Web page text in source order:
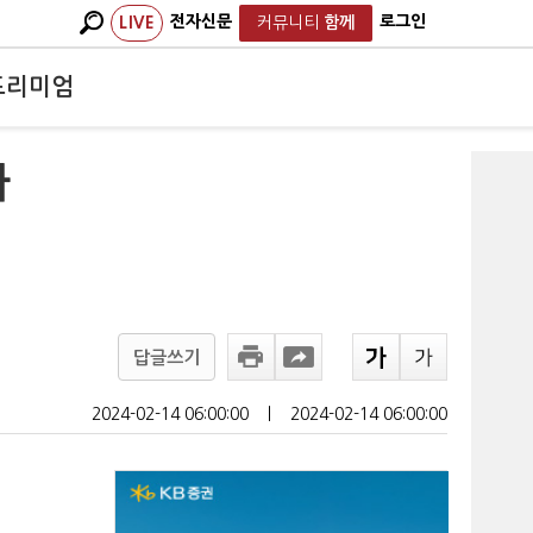
LIVE 전자신문 커뮤니티 함께 로그인
리미엄
답글쓰기
2024-02-14 06:00:00 2024-02-14 06:00:00